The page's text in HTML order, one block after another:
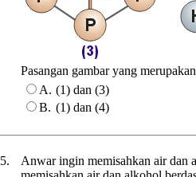
Pasangan gambar yang
A. (1) dan (3)
B. (1) dan (4)
5.
Anwar ingin memisahkan air dan